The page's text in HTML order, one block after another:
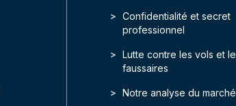
Confidentialité et secret
professionnel
Lutte contre les vols et
faussaires
Notre analyse du marché